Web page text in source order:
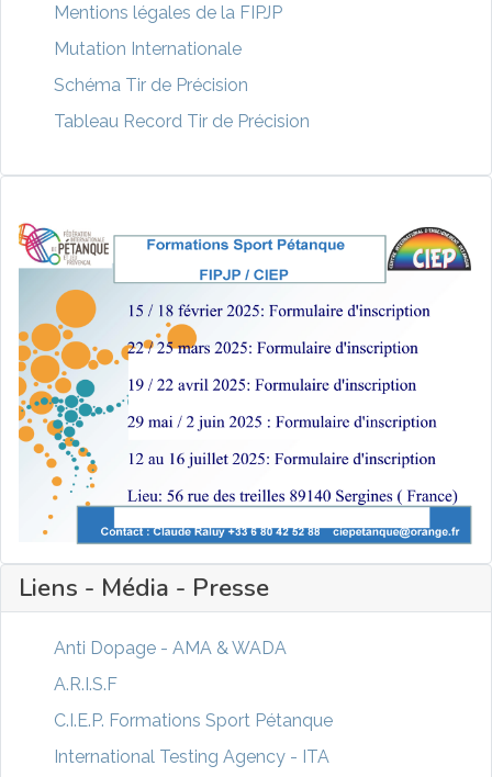
Mentions légales de la FIPJP
Mutation Internationale
Schéma Tir de Précision
Tableau Record Tir de Précision
Liens - Média - Presse
Anti Dopage - AMA & WADA
A.R.I.S.F
C.I.E.P. Formations Sport Pétanque
International Testing Agency - ITA